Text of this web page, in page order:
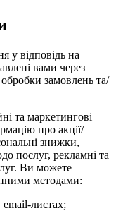
у відповідь на
вами через
замовлень та/
та маркетингові
про акції/
знижки,
послуг, рекламні та
Ви можете
методами:
листах;